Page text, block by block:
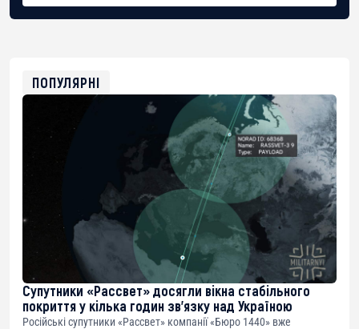
0xfD02863D3289416fcF50975c9DFda13623f97758
ПОПУЛЯРНІ
Супутники «Рассвет» досягли вікна стабільного
покриття у кілька годин зв’язку над Україною
Російські супутники «Рассвет» компанії «Бюро 1440» вже